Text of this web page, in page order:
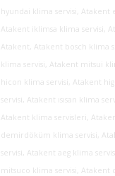
hyundai klima servisi, Atakent
Atakent iklimsa klima servisi,
Atakent, Atakent bosch klima
klima servisi, Atakent mitsui
hicon klima servisi, Atakent
servisi, Atakent ısısan klima
Atakent klima servisleri,
demirdöküm klima servisi,
servisi, Atakent aeg klima
mitsuco klima servisi, Atakent